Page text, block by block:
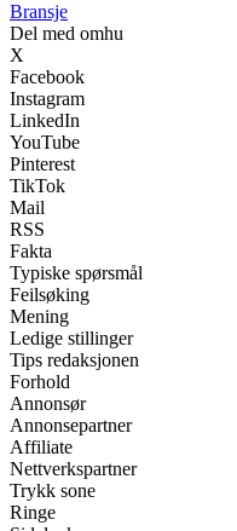
Bransje
Del med omhu
X
Facebook
Instagram
LinkedIn
YouTube
Pinterest
TikTok
Mail
RSS
Fakta
Typiske spørsmål
Feilsøking
Mening
Ledige stillinger
Tips redaksjonen
Forhold
Annonsør
Annonsepartner
Affiliate
Nettverkspartner
Trykk sone
Ringe